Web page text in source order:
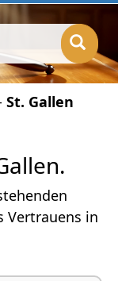
St. Gallen
Vertrauens in